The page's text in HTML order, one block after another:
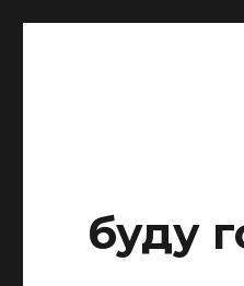
буду